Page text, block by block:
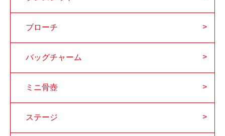
ブローチ
バッグチャーム
ミニ骨壺
ステージ